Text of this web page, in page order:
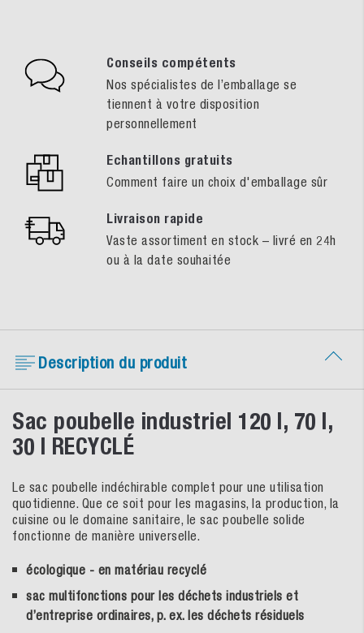
Conseils compétents
Nos spécialistes de l’emballage se
tiennent à votre disposition
personnellement
Echantillons gratuits
Comment faire un choix d'emballage sûr
Livraison rapide
Vaste assortiment en stock – livré en 24h
ou à la date souhaitée
Description du produit
Sac poubelle industriel 120 l, 70 l,
30 l RECYCLÉ
Le sac poubelle indéchirable complet pour une utilisation
quotidienne. Que ce soit pour les magasins, la production, la
cuisine ou le domaine sanitaire, le sac poubelle solide
fonctionne de manière universelle.
écologique - en matériau recyclé
sac multifonctions pour les déchets industriels et
d’entreprise ordinaires, p. ex. les déchets résiduels